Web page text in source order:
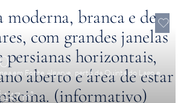
em Fonte Algarve, perto da Quinta do Lago e
147 m²